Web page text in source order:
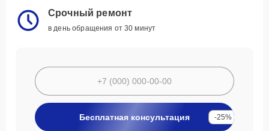
Срочный ремонт
в день обращения от 30 минут
Бесплатная консультация -25%